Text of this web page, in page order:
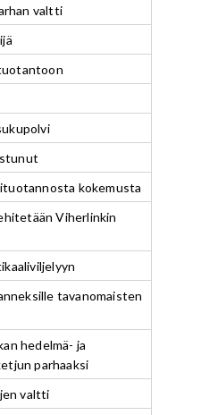
valtti
kokemusta
Viherlinkin
tavanomaisten
hedelmä- ja
parhaaksi
valtti